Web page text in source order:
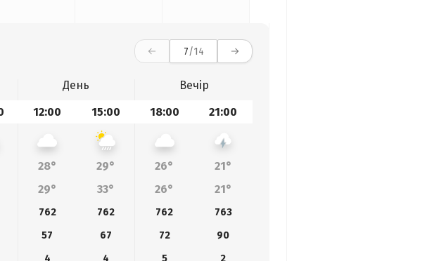
7/14
День
Вечір
12:00 15:00 18:00 21:00
28° 29° 26°
21°
29° 33° 26° 21°
762 762 762
763
57 67 72
90
4 4 5
2